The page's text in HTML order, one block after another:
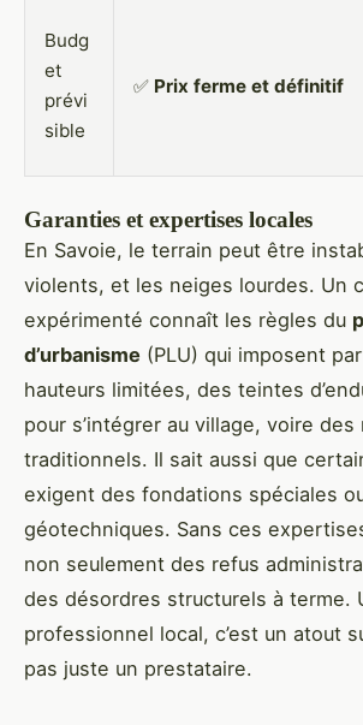
Budg
et
prévi
sible
✅ Prix ferme et définitif
Garanties et expertises locales
En Savoie, le terrain peut être
violents, et les neiges lourdes. Un
expérimenté connaît les règles du
d’urbanisme (PLU) qui imposent
hauteurs limitées, des teintes
pour s’intégrer au village, voire des
traditionnels. Il sait aussi que
exigent des fondations spéciales
géotechniques. Sans ces
non seulement des refus
des désordres structurels à terme.
professionnel local, c’est un atout
pas juste un prestataire.